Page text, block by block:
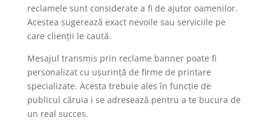
reclamele sunt considerate a fi de ajutor oamenilor.
Acestea sugerează exact nevoile sau serviciile pe
care clienții le caută.
Mesajul transmis prin reclame banner poate fi
personalizat cu ușurință de firme de printare
specializate. Acesta trebuie ales în funcție de
publicul căruia i se adresează pentru a te bucura de
un real succes.